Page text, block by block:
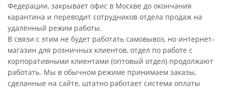
Федерации, закрывает офис в Москве до окончания
карантина и переводит сотрудников отдела продаж на
удалённый режим работы.
В связи с этим не будет работать самовывоз, но интернет-
магазин для розничных клиентов, отдел по работе с
корпоративными клиентами (оптовый отдел) продолжают
работать. Мы в обычном режиме принимаем заказы,
сделанные на сайте, штатно работает система оплаты